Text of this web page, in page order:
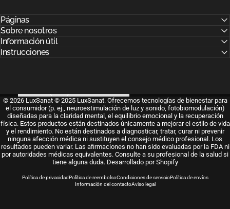
Páginas
Sobre nosotros
Información útil
Instrucciones
© 2026 LuxSanat © 2025 LuxSanat. Ofrecemos tecnologías de bienestar para
el consumidor (p. ej., neuroestimulación de luz y sonido, fotobiomodulación)
diseñadas para la claridad mental, el equilibrio emocional y la recuperación
física. Estos productos están destinados únicamente a mejorar el estilo de vida
y el rendimiento. No están destinados a diagnosticar, tratar, curar ni prevenir
ninguna afección médica ni sustituyen el consejo médico profesional. Los
resultados pueden variar. Las afirmaciones no han sido evaluadas por la FDA ni
por autoridades médicas equivalentes. Consulte a su profesional de la salud si
tiene alguna duda. Desarrollado por Shopify
Política de privacidadPolítica de reembolsoCondiciones de servicioPolítica de envíos
Información del contactoAviso legal